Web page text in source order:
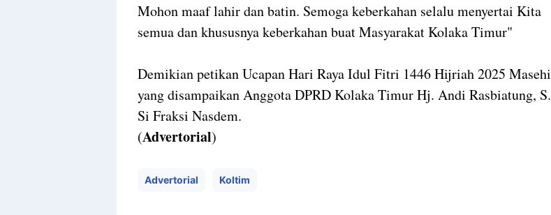
Mohon maaf lahir dan batin. Semoga keberkahan selalu menyertai Kita
semua dan khususnya keberkahan buat Masyarakat Kolaka Timur"
Demikian petikan Ucapan Hari Raya Idul Fitri 1446 Hijriah 2025 Masehi
yang disampaikan Anggota DPRD Kolaka Timur Hj. Andi Rasbiatung, S.
Si Fraksi Nasdem.
(Advertorial)
Advertorial Koltim